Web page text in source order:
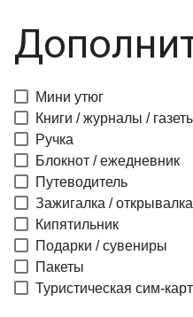
Мини утюг
Книги / журналы /
Ручка
Блокнот / ежедневник
Путеводитель
Зажигалка /
Кипятильник
Подарки / сувениры
Пакеты
Туристическая сим-